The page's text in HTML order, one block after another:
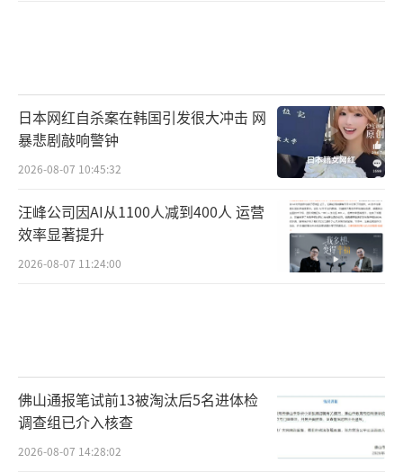
日本网红自杀案在韩国引发很大冲击 网
暴悲剧敲响警钟
2026-08-07 10:45:32
汪峰公司因AI从1100人减到400人 运营
效率显著提升
2026-08-07 11:24:00
佛山通报笔试前13被淘汰后5名进体检
调查组已介入核查
2026-08-07 14:28:02